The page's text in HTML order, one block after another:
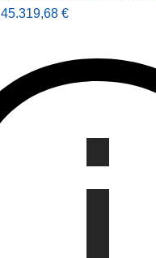
45.319,68 €